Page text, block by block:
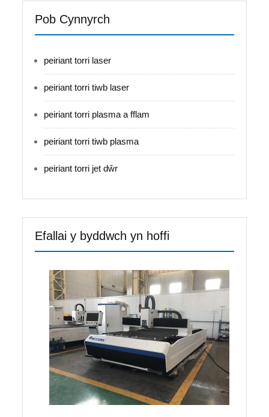
Pob Cynnyrch
peiriant torri laser
peiriant torri tiwb laser
peiriant torri plasma a fflam
peiriant torri tiwb plasma
peiriant torri jet dŵr
Efallai y byddwch yn hoffi